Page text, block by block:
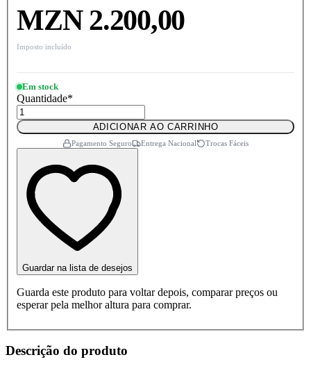
MZN 2.200,00
Imposto incluído
Em stock
Quantidade*
ADICIONAR AO CARRINHO
Pagamento Seguro Entrega Nacional Trocas Fáceis
Guardar na lista de desejos
Guarda este produto para voltar depois, comparar preços ou
esperar pela melhor altura para comprar.
Descrição do produto